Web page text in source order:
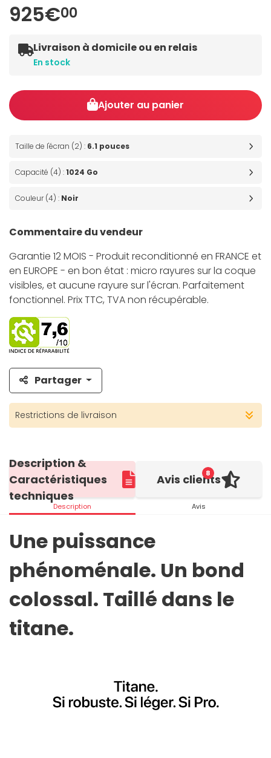
925€00
Livraison à domicile ou en relais
En stock
Ajouter au panier
Taille de l'écran (2) : 6.1 pouces
Capacité (4) :1024 Go
Couleur (4) : Noir
Commentaire du vendeur
Garantie 12 MOIS - Produit reconditionné en FRANCE et
en EUROPE - en bon état : micro rayures sur la coque
visibles, et aucune rayure sur l'écran. Parfaitement
fonctionnel. Prix TTC, TVA non récupérable.
Partager
Restrictions de livraison
Description &
Caractéristiques
techniques
Description
8
Avis clients
Avis
Une puissance
phénoménale. Un bond
colossal. Taillé dans le
titane.